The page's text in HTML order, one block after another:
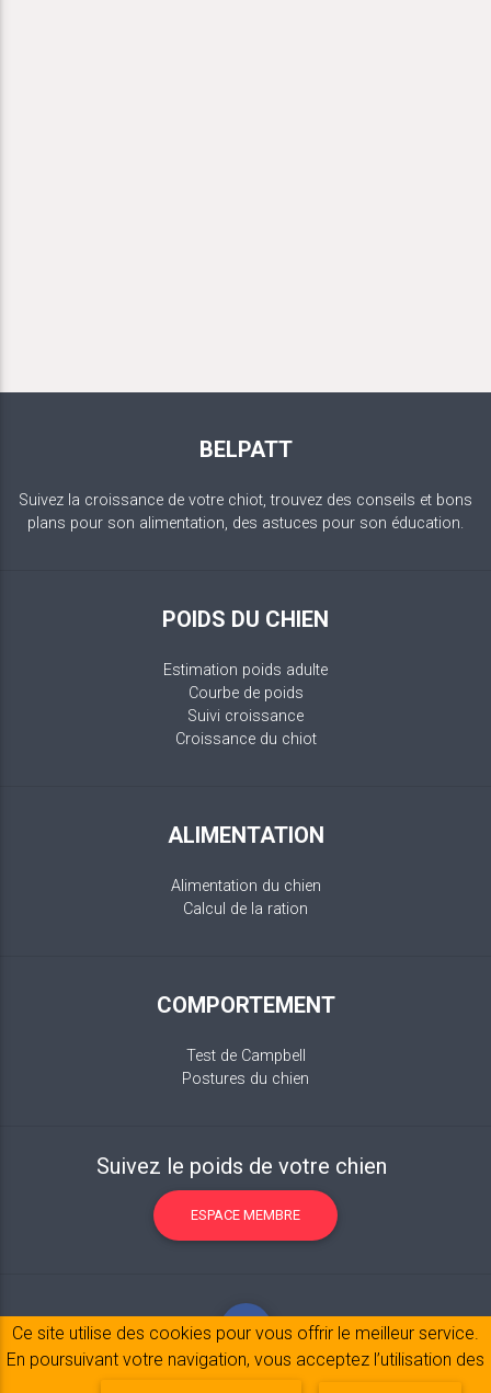
BELPATT
Suivez la croissance de votre chiot, trouvez des conseils et bons
plans pour son alimentation, des astuces pour son éducation.
POIDS DU CHIEN
Estimation poids adulte
Courbe de poids
Suivi croissance
Croissance du chiot
ALIMENTATION
Alimentation du chien
Calcul de la ration
COMPORTEMENT
Test de Campbell
Postures du chien
Suivez le poids de votre chien
ESPACE MEMBRE
Ce site utilise des cookies pour vous offrir le meilleur service.
En poursuivant votre navigation, vous acceptez l’utilisation des